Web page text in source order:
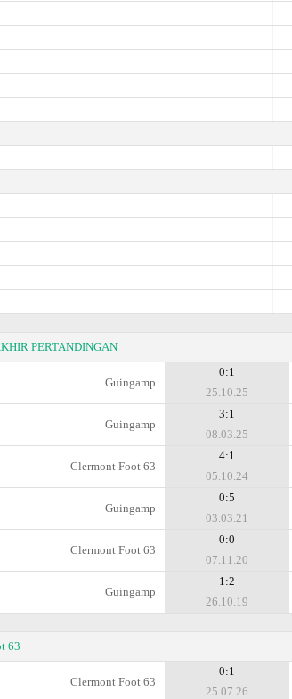
PERTANDINGAN
Guingamp
0:1
25.10.25
Guingamp
3:1
08.03.25
Clermont Foot 63
4:1
05.10.24
Guingamp
0:5
03.03.21
Clermont Foot 63
0:0
07.11.20
Guingamp
1:2
26.10.19
63
Clermont Foot 63
0:1
25.07.26